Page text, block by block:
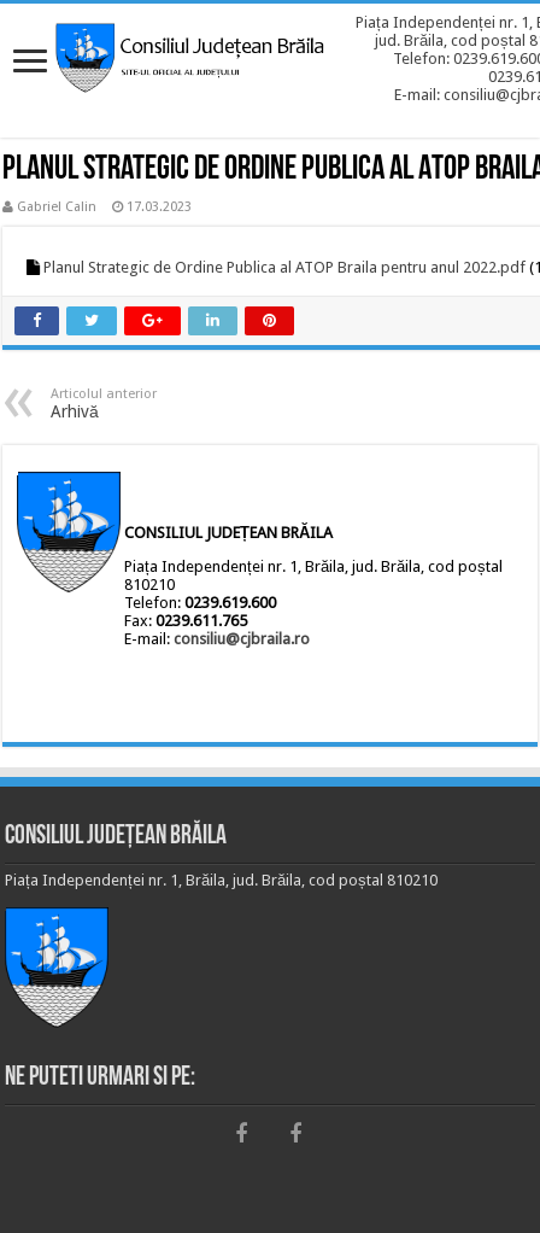
Piața Independenței nr. 1,
jud. Brăila, cod poștal
Telefon:
E-mail:
Planul Strategic de Ordine Publica al ATOP
Gabriel Calin 17.03.2023
Planul Strategic de Ordine Publica al ATOP Braila pentru anul 2022.pdf
Articolul anterior
Arhivă
CONSILIUL JUDEȚEAN BRĂILA
Piața Independenței nr. 1, Brăila, jud. Brăila, cod poștal
810210
Telefon:0239.619.600
Fax:0239.611.765
E-mail:consiliu@cjbraila.ro
Consiliul Județean Brăila
Piața Independenței nr. 1, Brăila, jud. Brăila, cod poștal 810210
Ne puteti urmari si pe: